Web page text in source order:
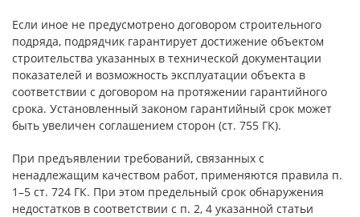
Если иное не предусмотрено договором строительного
подряда, подрядчик гарантирует достижение объектом
строительства указанных в технической документации
показателей и возможность эксплуатации объекта в
соответствии с договором на протяжении гарантийного
срока. Установленный законом гарантийный срок может
быть увеличен соглашением сторон (ст. 755 ГК).
При предъявлении требований, связанных с
ненадлежащим качеством работ, применяются правила п.
1–5 ст. 724 ГК. При этом предельный срок обнаружения
недостатков в соответствии с п. 2, 4 указанной статьи